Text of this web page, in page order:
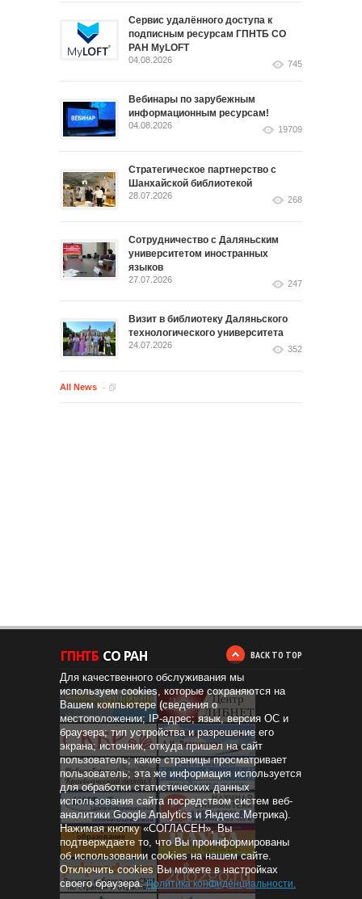
Сервис удалённого доступа к
подписным ресурсам ГПНТБ СО
РАН MyLOFT
04.08.2026 745
Вебинары по зарубежным
информационным ресурсам!
04.08.2026 19709
Стратегическое партнерство с
Шанхайской библиотекой
28.07.2026 268
Сотрудничество с Даляньским
университетом иностранных
языков
27.07.2026 247
Визит в библиотеку Даляньского
технологического университета
24.07.2026 352
All News
BACK TO TOP
Дистанционное
образование
Для качественного обслуживания мы
используем cookies, которые сохраняются на
Вашем компьютере (сведения о
местоположении; IP-адрес; язык, версия ОС и
браузера; тип устройства и разрешение его
экрана; источник, откуда пришел на сайт
пользователь; какие страницы просматривает
пользователь; эта же информация используется
для обработки статистических данных
использования сайта посредством систем веб-
аналитики Google Analytics и Яндекс.Метрика).
Нажимая кнопку «СОГЛАСЕН», Вы
подтверждаете то, что Вы проинформированы
об использовании cookies на нашем сайте.
Отключить cookies Вы можете в настройках
своего браузера.Политика конфиденциальности.